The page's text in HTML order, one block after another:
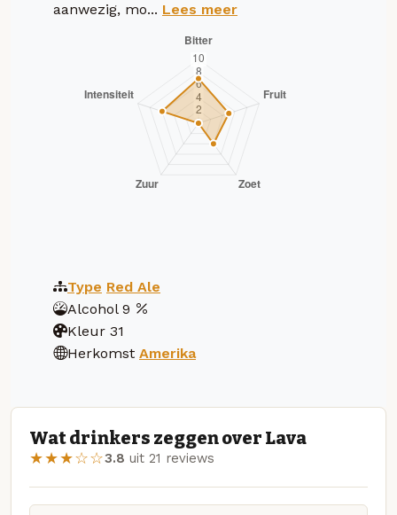
aanwezig, mo... Lees meer
Type Red Ale
Alcohol 9
Kleur 31
Herkomst Amerika
Wat drinkers zeggen over Lava
★★★☆☆3.8 uit 21 reviews